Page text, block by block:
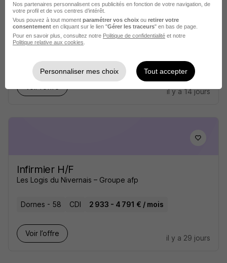
Orthoprothésiste - Moulins H/F
Proteor
il y a 14 jours
Infirmier H/F
Les Logis du Nivernais – Groupe afp
Dornes - 58 CDI 2 933 - 4 791 € / mois
Voir l’offre
il y a 29 jours
Nos partenaires personnalisent ces publicités en fonction de votre navigation, de
votre profil et de vos centres d’intérêt.
Vous pouvez à tout moment paramétrer vos choix ou retirer votre
consentement en cliquant sur le lien "Gérer les traceurs" en bas de page.
Pour en savoir plus, consultez notre Politique de confidentialité et notre
Politique relative aux cookies
Personnaliser mes choix Tout accepter